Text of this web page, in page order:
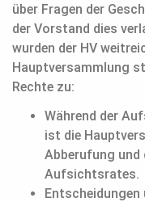
über Fragen der
der Vorstand dies
wurden der HV
Hauptversammlung
Rechte zu:
Während der
ist die
Abberufung und
Aufsichtsrates.
Entscheidungen